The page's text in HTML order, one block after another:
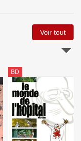
Voir tout
BD